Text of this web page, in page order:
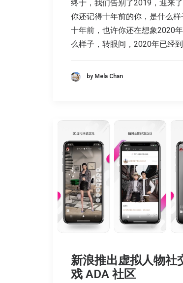
终于，我们告别了2019，迎来了
你还记得十年前的你，是什么样
十年前，也许你还在想象2020
么样子，转眼间，2020年已经
by Mela Chan
新浪推出虚拟人物社
戏 ADA 社区